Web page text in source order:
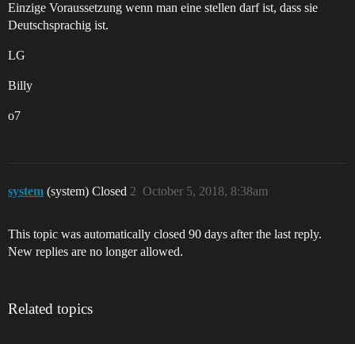
Einzige Voraussetzung wenn man eine stellen darf ist, dass sie
Deutschsprachig ist.
LG
Billy
o7
system (system) Closed October 5, 2018, 8:38am
2
This topic was automatically closed 90 days after the last reply.
New replies are no longer allowed.
Related topics